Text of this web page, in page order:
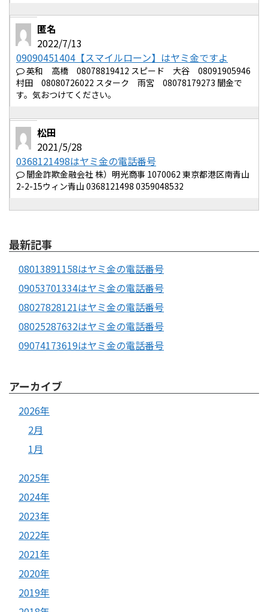
匿名
2022/7/13
09090451404【スマイルローン】はヤミ金ですよ
英和 高橋 08078819412 スピード 大谷 08091905946
村田 08080726022 スターク 雨宮 08078179273 闇金で
す。気おつけてください。
松田
2021/5/28
0368121498はヤミ金の電話番号
闇金詐欺金融会社 株）明光商事 1070062 東京都港区南青山
2-2-15ウィン青山 0368121498 0359048532
最新記事
08013891158はヤミ金の電話番号
09053701334はヤミ金の電話番号
08027828121はヤミ金の電話番号
08025287632はヤミ金の電話番号
09074173619はヤミ金の電話番号
アーカイブ
2026年
2月
1月
2025年
2024年
2023年
2022年
2021年
2020年
2019年